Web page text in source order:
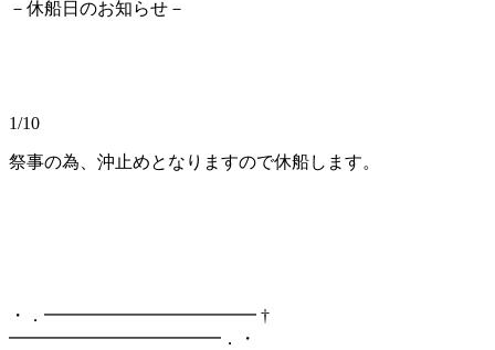
－休船日のお知らせ－
1/10
祭事の為、沖止めとなりますので休船します。
・．━━━━━━━━━━━━ †
━━━━━━━━━━━━．・